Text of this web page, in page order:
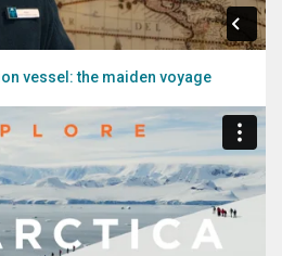
vessel: the maiden voyage